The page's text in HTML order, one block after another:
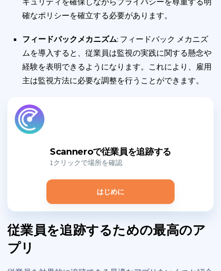
確なポリシーを確立する必要があります。
フィードバックメカニズム: フィードバック メカニズ
ムを導入すると、従業員は監視の実践に関する懸念や
経験を表明できるようになります。これにより、雇用
主は監視方法に必要な調整を行うことができます。
Scanneroで従業員を追跡する
1クリックで場所を確認
はじめに
従業員を追跡するための最高のア
プリ